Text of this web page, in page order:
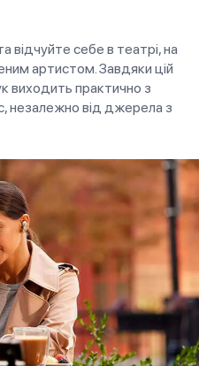
відчуйте себе в театрі, на
артистом. Завдяки цій
виходить практично з
незалежно від джерела з